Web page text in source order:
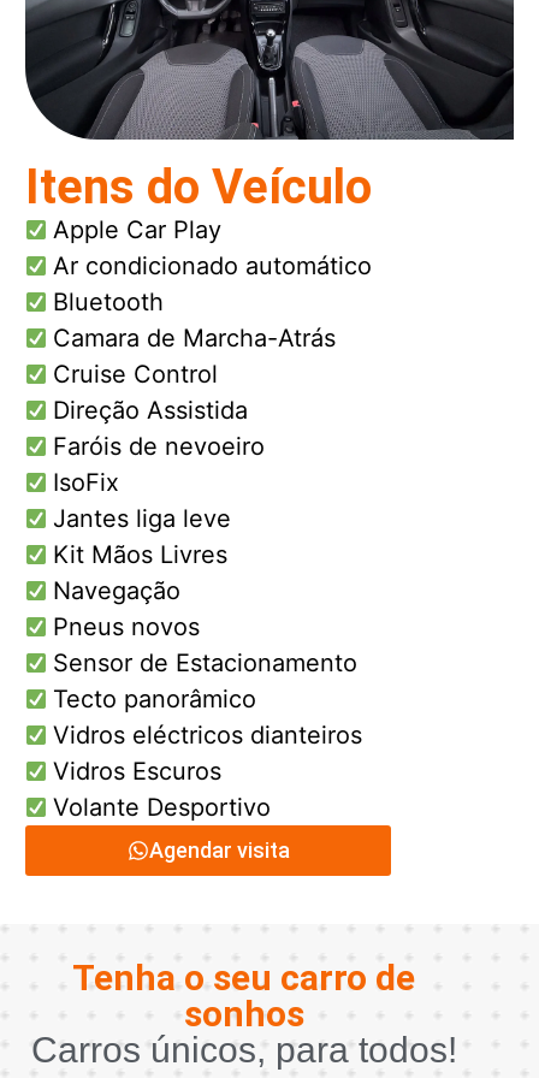
Itens do Veículo
Apple Car Play
Ar condicionado automático
Bluetooth
Camara de Marcha-Atrás
Cruise Control
Direção Assistida
Faróis de nevoeiro
IsoFix
Jantes liga leve
Kit Mãos Livres
Navegação
Pneus novos
Sensor de Estacionamento
Tecto panorâmico
Vidros eléctricos dianteiros
Vidros Escuros
Volante Desportivo
Agendar visita
Tenha o seu carro de
sonhos
Carros únicos, para todos!